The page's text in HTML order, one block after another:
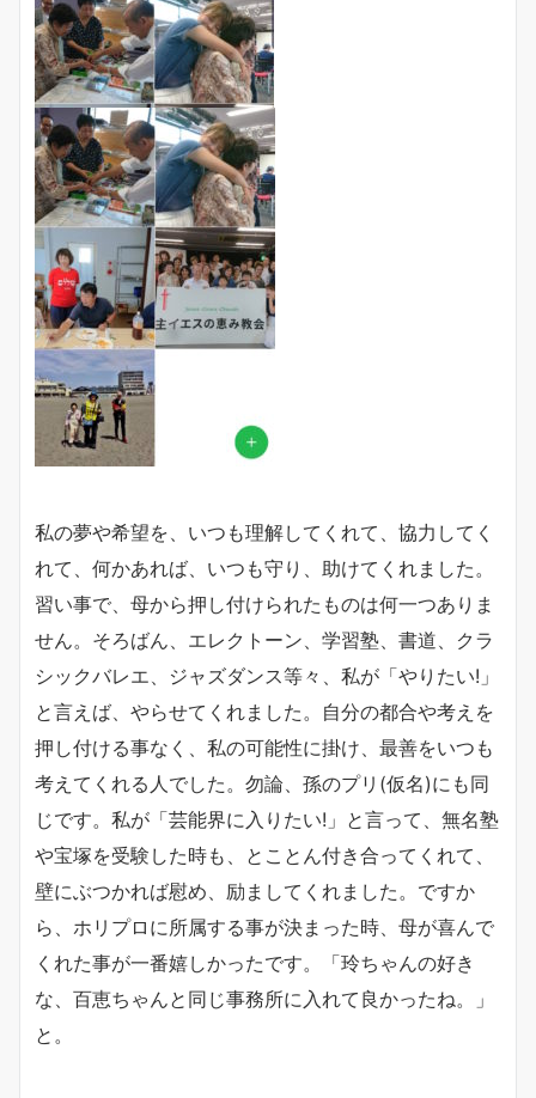
私の夢や希望を、いつも理解してくれて、協力してく
れて、何かあれば、いつも守り、助けてくれました。
習い事で、母から押し付けられたものは何一つありま
せん。そろばん、エレクトーン、学習塾、書道、クラ
シックバレエ、ジャズダンス等々、私が「やりたい!」
と言えば、やらせてくれました。自分の都合や考えを
押し付ける事なく、私の可能性に掛け、最善をいつも
考えてくれる人でした。勿論、孫のプリ(仮名)にも同
じです。私が「芸能界に入りたい!」と言って、無名塾
や宝塚を受験した時も、とことん付き合ってくれて、
壁にぶつかれば慰め、励ましてくれました。ですか
ら、ホリプロに所属する事が決まった時、母が喜んで
くれた事が一番嬉しかったです。「玲ちゃんの好き
な、百恵ちゃんと同じ事務所に入れて良かったね。」
と。